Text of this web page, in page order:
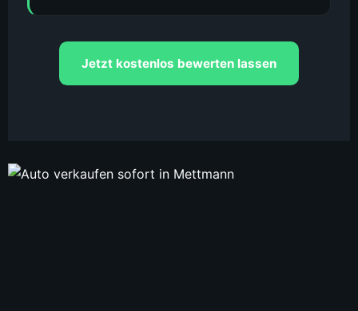
Jetzt kostenlos bewerten lassen